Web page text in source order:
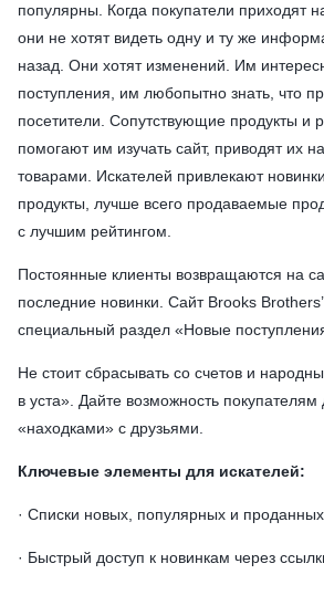
популярны. Когда покупатели приходят
они не хотят видеть одну и ту же
назад. Они хотят изменений. Им
поступления, им любопытно знать, что
посетители. Сопутствующие продукты и
помогают им изучать сайт, приводят их
товарами. Искателей привлекают
продукты, лучше всего продаваемые
с лучшим рейтингом.
Постоянные клиенты возвращаются на
последние новинки. Сайт Brooks
специальный раздел «Новые
Не стоит сбрасывать со счетов и
в уста». Дайте возможность покупателям
«находками» с друзьями.
Ключевые элементы для искателей:
· Списки новых, популярных и
· Быстрый доступ к новинкам через